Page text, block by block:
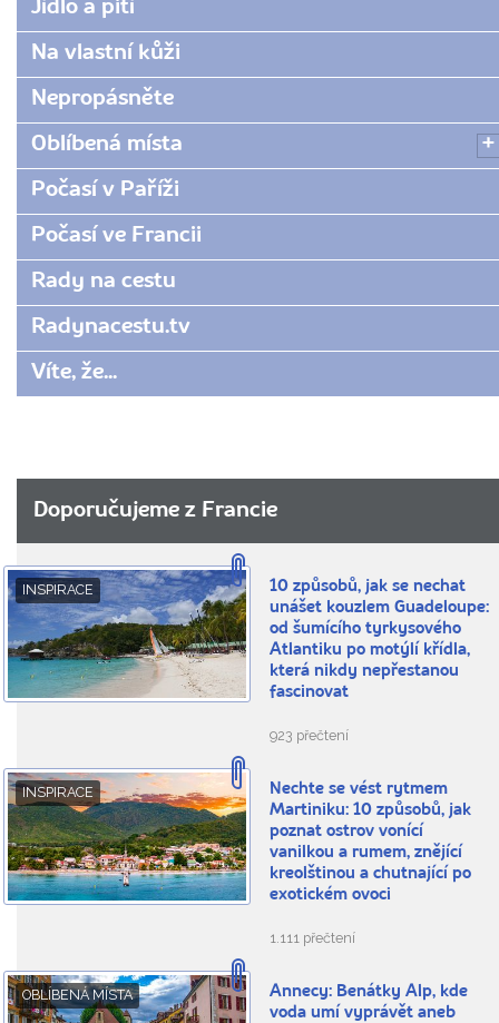
Jídlo a pití
Na vlastní kůži
Nepropásněte
Oblíbená místa
Počasí v Paříži
Počasí ve Francii
Rady na cestu
Radynacestu.tv
Víte, že...
Doporučujeme z Francie
INSPIRACE
10 způsobů, jak se nechat
unášet kouzlem Guadeloupe:
od šumícího tyrkysového
Atlantiku po motýlí křídla,
která nikdy nepřestanou
fascinovat
923 přečtení
INSPIRACE
Nechte se vést rytmem
Martiniku: 10 způsobů, jak
poznat ostrov vonící
vanilkou a rumem, znějící
kreolštinou a chutnající po
exotickém ovoci
1.111 přečtení
OBLÍBENÁ MÍSTA
Annecy: Benátky Alp, kde
voda umí vyprávět aneb